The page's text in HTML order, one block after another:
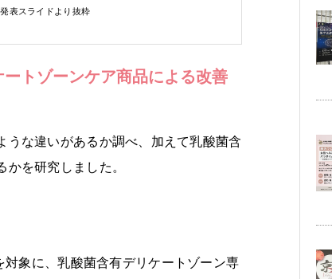
表スライドより抜粋
トゾーンケア商品による改善
な違いがあるか調べ、加えて乳酸菌含
を研究しました。
象に、乳酸菌含有デリケートゾーン専